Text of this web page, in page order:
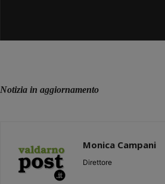
Notizia in aggiornamento
Monica Campani
Direttore